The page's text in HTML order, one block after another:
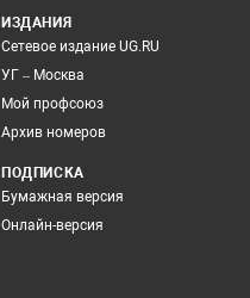
ИЗДАНИЯ
Сетевое издание UG.RU
УГ – Москва
Мой профсоюз
Архив номеров
ПОДПИСКА
Бумажная версия
Онлайн-версия